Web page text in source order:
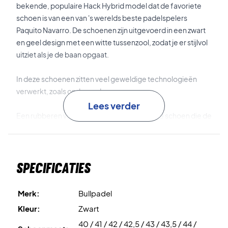
bekende, populaire Hack Hybrid model dat de favoriete
schoen is van een van 's werelds beste padelspelers
Paquito Navarro. De schoenen zijn uitgevoerd in een zwart
en geel design met een witte tussenzool, zodat je er stijlvol
uitziet als je de baan opgaat.
In deze schoenen zitten veel geweldige technologieën
verwerkt, zoals onder andere:
Een rubberen versterking aan de punt van de schoen die de
comfort garandeert.
Padel gaat snel, dus je moet in staat zijn om snel en
plotseling te bewegen. Daarom is de schoen uitgerust met
deROTOX
-technologie, die zorgt voor extra lichtheid,
maar een stevige grip op de baan behoudt wanneer je
Lees verder
Specificaties
Merk:
Bullpadel
Kleur:
Zwart
40 / 41 / 42 / 42,5 / 43 / 43,5 / 44 /